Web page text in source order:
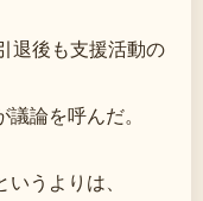
退後も支援活動の
論を呼んだ。
うよりは、